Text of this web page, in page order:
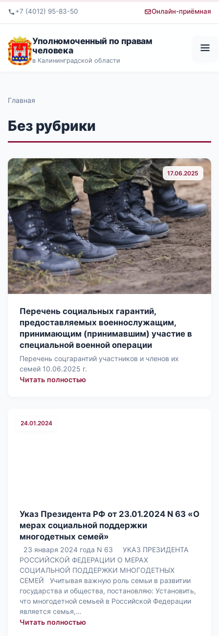
+7 (4012) 95-83-50 Онлайн-приёмная
Уполномоченный по правам
человека
в Калининградской области
Главная
Без рубрики
17.06.2025
Перечень социальных гарантий,
предоставляемых военнослужащим,
принимающим (принимавшим) участие в
специальной военной операции
Перечень соцгарантий участников и членов их
семей 10.06.2025 г.
Читать полностью: Перечень социальных гарантий,
24.01.2024
Указ Президента РФ от 23.01.2024 N 63 «О
мерах социальной поддержки
многодетных семей»
23 января 2024 года N 63 УКАЗ ПРЕЗИДЕНТА
РОССИЙСКОЙ ФЕДЕРАЦИИ О МЕРАХ
СОЦИАЛЬНОЙ ПОДДЕРЖКИ МНОГОДЕТНЫХ
СЕМЕЙ Учитывая важную роль семьи в развитии
государства и общества, постановляю: Установить,
что многодетной семьей в Российской Федерации
является семья,…
Читать полностью: Указ Президента РФ от